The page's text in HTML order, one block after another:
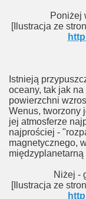
Poniżej
[Ilustracja ze
Istnieją
oceany, tak jak
powierzchni
Wenus, tworzony
jej atmosferze
najprościej -
magnetycznego,
międzyplanetarną
Niżej -
[Ilustracja ze